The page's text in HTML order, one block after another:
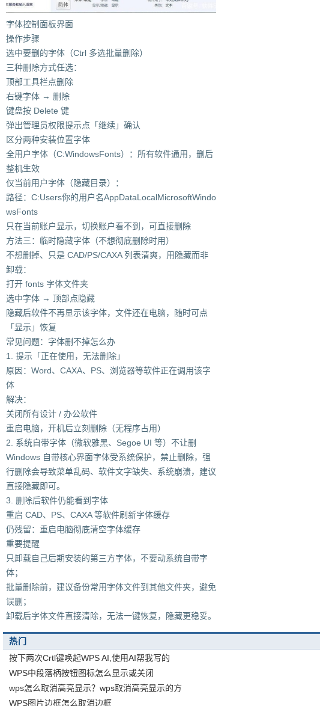
字体控制面板界面
操作步骤
选中要删的字体（Ctrl 多选批量删除）
三种删除方式任选：
顶部工具栏点删除
右键字体 → 删除
键盘按 Delete 键
弹出管理员权限提示点「继续」确认
区分两种安装位置字体
全用户字体（C:WindowsFonts）：所有软件通用，删后
整机生效
仅当前用户字体（隐藏目录）：
路径：C:Users你的用户名AppDataLocalMicrosoftWindo
wsFonts
只在当前账户显示，切换账户看不到，可直接删除
方法三：临时隐藏字体（不想彻底删除时用）
不想删掉、只是 CAD/PS/CAXA 列表清爽，用隐藏而非
卸载：
打开 fonts 字体文件夹
选中字体 → 顶部点隐藏
隐藏后软件不再显示该字体，文件还在电脑，随时可点
「显示」恢复
常见问题：字体删不掉怎么办
1. 提示「正在使用，无法删除」
原因：Word、CAXA、PS、浏览器等软件正在调用该字
体
解决：
关闭所有设计 / 办公软件
重启电脑，开机后立刻删除（无程序占用）
2. 系统自带字体（微软雅黑、Segoe UI 等）不让删
Windows 自带核心界面字体受系统保护，禁止删除，强
行删除会导致菜单乱码、软件文字缺失、系统崩溃，建议
直接隐藏即可。
3. 删除后软件仍能看到字体
重启 CAD、PS、CAXA 等软件刷新字体缓存
仍残留：重启电脑彻底清空字体缓存
重要提醒
只卸载自己后期安装的第三方字体，不要动系统自带字
体；
批量删除前，建议备份常用字体文件到其他文件夹，避免
误删；
卸载后字体文件直接清除，无法一键恢复，隐藏更稳妥。
热门
按下两次Crtl键唤起WPS AI,使用AI帮我写的
WPS中段落柄按钮图标怎么显示或关闭
wps怎么取消高亮显示？wps取消高亮显示的方
WPS图片边框怎么取消边框